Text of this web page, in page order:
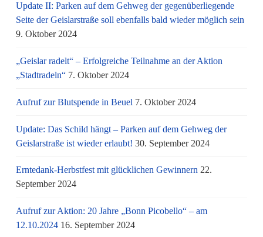
Update II: Parken auf dem Gehweg der gegenüberliegende
Seite der Geislarstraße soll ebenfalls bald wieder möglich sein
9. Oktober 2024
„Geislar radelt“ – Erfolgreiche Teilnahme an der Aktion
„Stadtradeln“ 7. Oktober 2024
Aufruf zur Blutspende in Beuel 7. Oktober 2024
Update: Das Schild hängt – Parken auf dem Gehweg der
Geislarstraße ist wieder erlaubt! 30. September 2024
Erntedank-Herbstfest mit glücklichen Gewinnern 22.
September 2024
Aufruf zur Aktion: 20 Jahre „Bonn Picobello“ – am
12.10.2024 16. September 2024